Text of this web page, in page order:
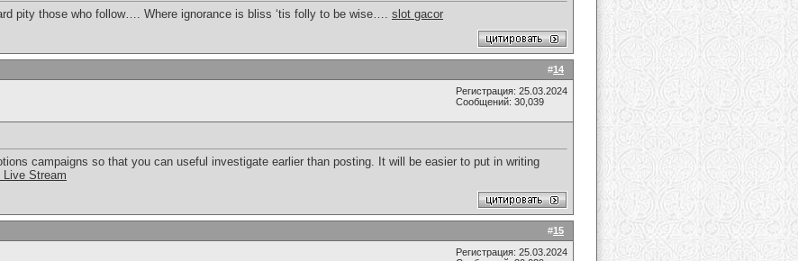
pity those who follow…. Where ignorance is bliss ‘tis folly to be wise…. slot gacor
#14
Регистрация: 25.03.2024
Сообщений: 30,039
campaigns so that you can useful investigate earlier than posting. It will be easier to put in writing
Live Stream
#15
Регистрация: 25.03.2024